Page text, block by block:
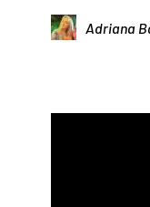
Adriana